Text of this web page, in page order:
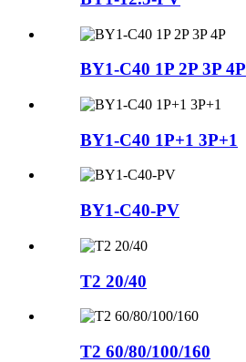
BY1-C40 1P 2P 3P 4P
BY1-C40 1P+1 3P+1
BY1-C40-PV
T2 20/40
T2 60/80/100/160